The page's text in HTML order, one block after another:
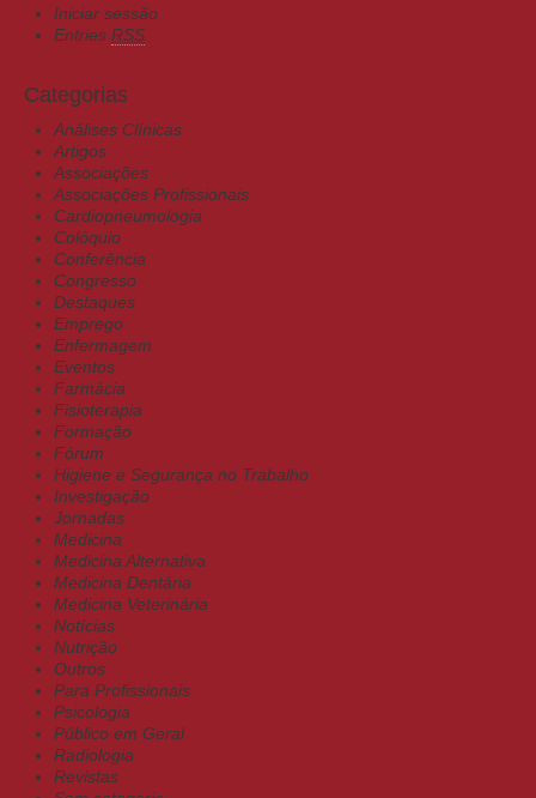
Iniciar sessão
Entries RSS
Categorias
Análises Clínicas
Artigos
Associações
Associações Profissionais
Cardiopneumologia
Colóquio
Conferência
Congresso
Destaques
Emprego
Enfermagem
Eventos
Farmácia
Fisioterapia
Formação
Fórum
Higiene e Segurança no Trabalho
Investigação
Jornadas
Medicina
Medicina Alternativa
Medicina Dentária
Medicina Veterinária
Notícias
Nutrição
Outros
Para Profissionais
Psicologia
Público em Geral
Radiologia
Revistas